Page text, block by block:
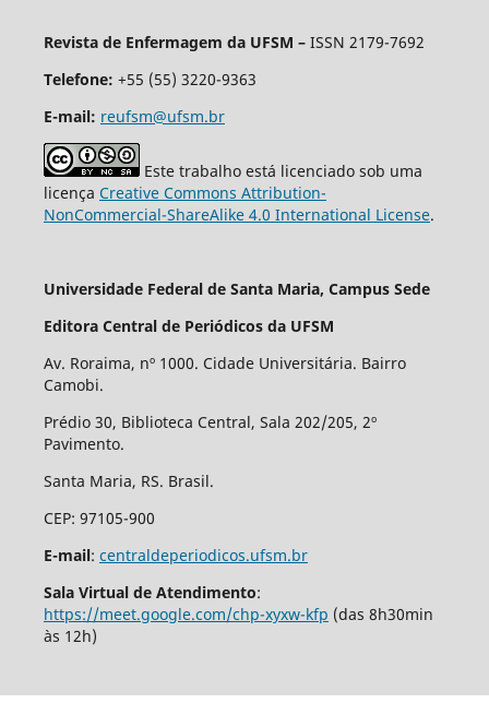
Revista de Enfermagem da UFSM – ISSN 2179-7692
Telefone: +55 (55) 3220-9363
E-mail: reufsm@ufsm.br
Este trabalho está licenciado sob uma
licença Creative Commons Attribution-
NonCommercial-ShareAlike 4.0 International License.
Universidade Federal de Santa Maria, Campus Sede
Editora Central de Periódicos da UFSM
Av. Roraima, nº 1000. Cidade Universitária. Bairro
Camobi.
Prédio 30, Biblioteca Central, Sala 202/205, 2º
Pavimento.
Santa Maria, RS. Brasil.
CEP: 97105-900
E-mail: centraldeperiodicos.ufsm.br
Sala Virtual de Atendimento:
https://meet.google.com/chp-xyxw-kfp (das 8h30min
às 12h)